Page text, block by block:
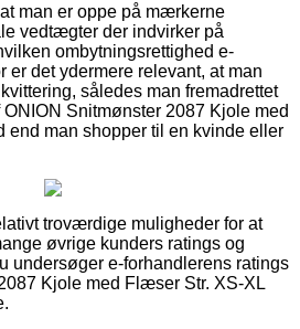
man er oppe på mærkerne
vedtægter der indvirker på
ombytningsrettighed e-
er det ydermere relevant, at man
således man fremadrettet
Snitmønster 2087 Kjole med
end man shopper til en kvinde eller
troværdige muligheder for at
øvrige kunders ratings og
undersøger e-forhandlerens ratings
Kjole med Flæser Str. XS-XL